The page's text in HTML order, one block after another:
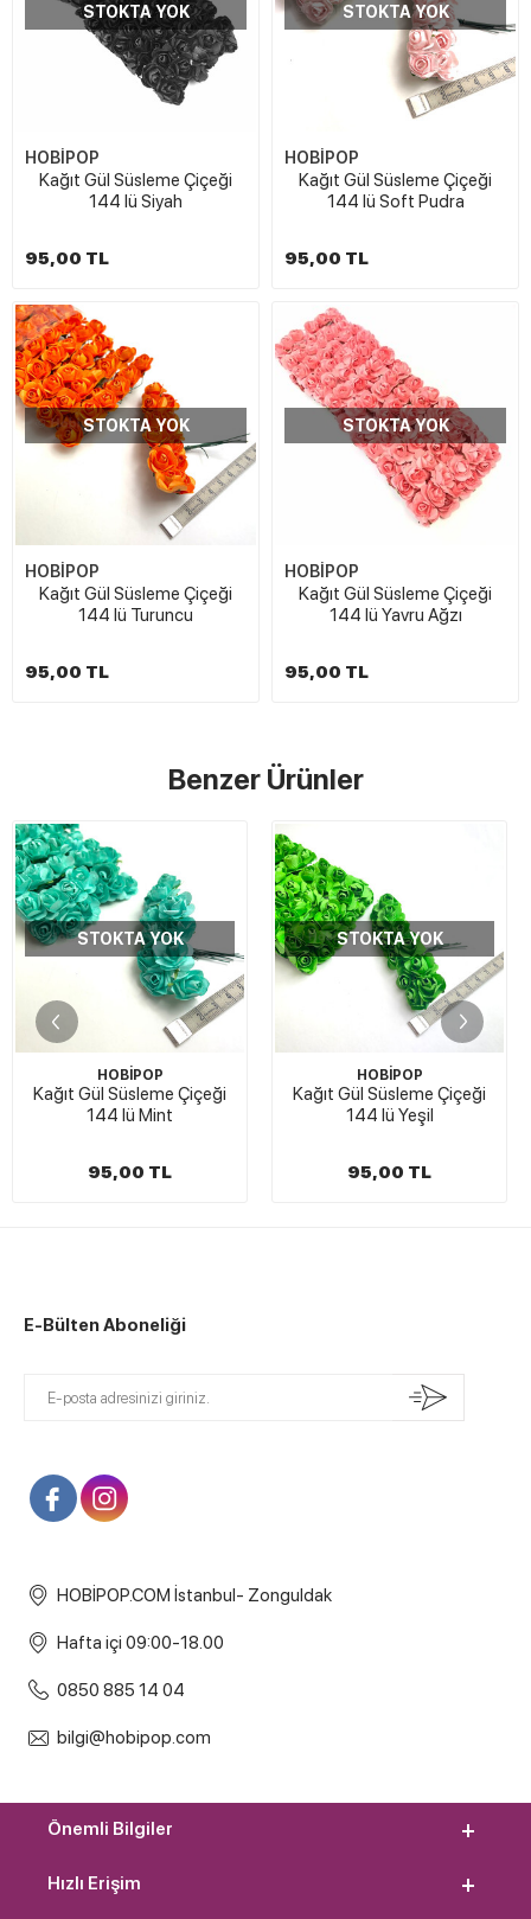
STOKTA YOK
HOBİPOP
Kağıt Gül Süsleme Çiçeği
144 lü Siyah
95,00 TL
STOKTA YOK
HOBİPOP
Kağıt Gül Süsleme Çiçeği
144 lü Soft Pudra
95,00 TL
STOKTA YOK
HOBİPOP
Kağıt Gül Süsleme Çiçeği
144 lü Turuncu
95,00 TL
STOKTA YOK
HOBİPOP
Kağıt Gül Süsleme Çiçeği
144 lü Yavru Ağzı
95,00 TL
Benzer Ürünler
STOKTA YOK
HOBİPOP
Kağıt Gül Süsleme Çiçeği
144 lü Mint
95,00 TL
STOKTA YOK
HOBİPOP
Kağıt Gül Süsleme Çiçeği
144 lü Yeşil
95,00 TL
E-Bülten Aboneliği
HOBİPOP.COM İstanbul- Zonguldak
Hafta içi 09:00-18.00
0850 885 14 04
bilgi@hobipop.com
Önemli Bilgiler
Hızlı Erişim